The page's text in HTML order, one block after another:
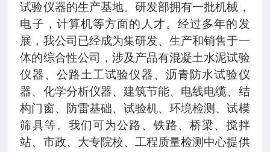
试验仪器的生产基地。研发部拥有一批机械，
电子，计算机等方面的人才。经过多年的发
展，我公司已经成为集研发、生产和销售于一
体的综合性公司，涉及产品有混凝土水泥试验
仪器、公路土工试验仪器、沥青防水试验仪
器、化学分析仪器、建筑节能、电线电缆、结
构门窗、防雷基础、试验机、环境检测、试模
筛具等。我们可为公路、铁路、桥梁、搅拌
站、市政、大专院校、工程质量检测中心提供